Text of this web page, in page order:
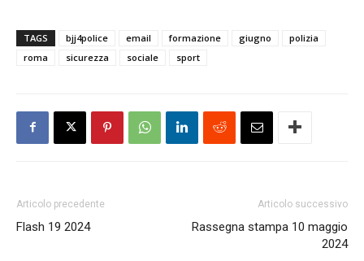
TAGS bjj4police email formazione giugno
polizia
roma
sicurezza sociale sport
Articolo precedente
Flash 19 2024
Articolo successivo
Rassegna stampa 10 maggio
2024